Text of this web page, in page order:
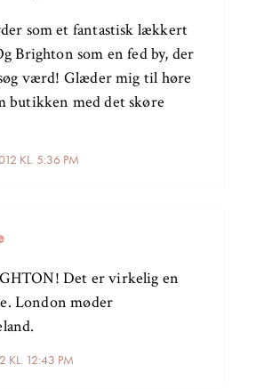
KL. 5:36 PM
som et fantastisk lækkert
Brighton som en fed by, der
værd! Glæder mig til høre
butikken med det skøre
KL. 12:43 PM
Det er virkelig en
London møder